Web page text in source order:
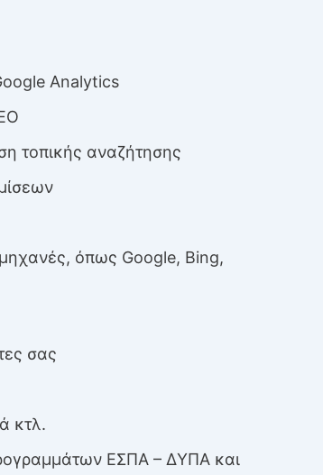
Analytics
τοπικής αναζήτησης
όπως Google, Bing,
σας
κτλ.
ΕΣΠΑ – ΔΥΠΑ και